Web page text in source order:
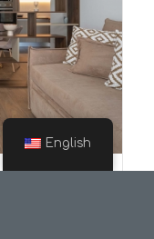
English